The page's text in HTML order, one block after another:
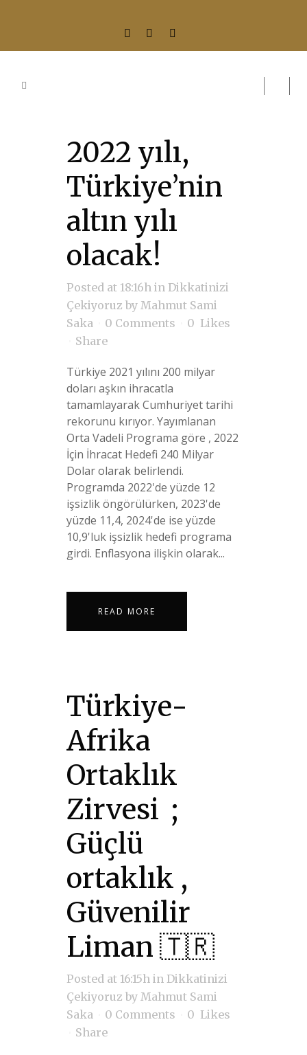
2022 yılı,
Türkiye’nin
altın yılı
olacak!
Posted at 18:16h in Dikkatinizi
Çekiyoruz by Mahmut Sami
Saka
0 Comments 0 Likes
Share
Türkiye 2021 yılını 200 milyar
doları aşkın ihracatla
tamamlayarak Cumhuriyet tarihi
rekorunu kırıyor. Yayımlanan
Orta Vadeli Programa göre , 2022
İçin İhracat Hedefi 240 Milyar
Dolar olarak belirlendi.
Programda 2022'de yüzde 12
işsizlik öngörülürken, 2023'de
yüzde 11,4, 2024'de ise yüzde
10,9'luk işsizlik hedefi programa
girdi. Enflasyona ilişkin olarak...
READ MORE
Türkiye-
Afrika
Ortaklık
Zirvesi ;
Güçlü
ortaklık ,
Güvenilir
Liman 🇹🇷
Posted at 16:15h in Dikkatinizi
Çekiyoruz by Mahmut Sami
Saka
0 Comments 0 Likes
Share